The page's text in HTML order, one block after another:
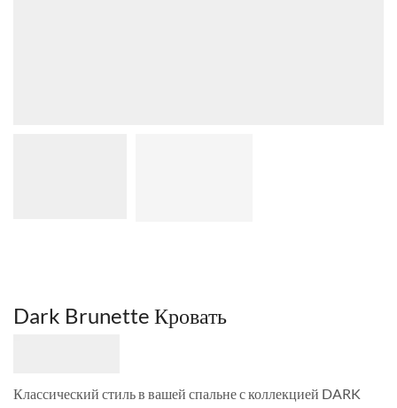
Dark Brunette Кровать
Классический стиль в вашей спальне с коллекцией DARK